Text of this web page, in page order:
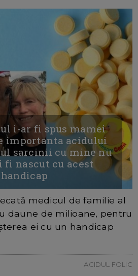
i-ar fi spus mamei
importanta acidului
sarcinii cu mine nu
fi nascut cu acest
handicap
medicul de familie al
daune de milioane, pentru
ei cu un handicap
ACIDUL FOLIC